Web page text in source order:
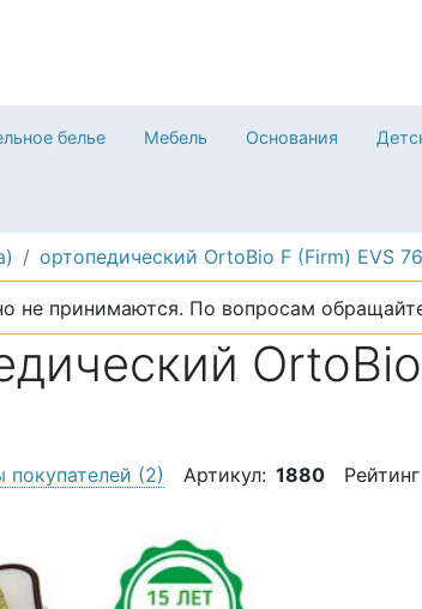
белье Мебель Основания
ортопедический OrtoBio F (Firm) EVS
не принимаются. По вопросам
покупателей (2) Артикул: 1880